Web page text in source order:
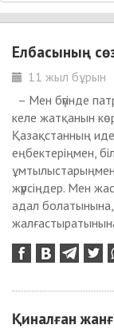
Елбасының
11 жыл бұрын
– Мен бүгінде
келе жатқанын
Қазақстанның
еңбектеріңмен,
ұмтылыстарыңмен
жүрсіңдер. Мен
адал
Қиналған